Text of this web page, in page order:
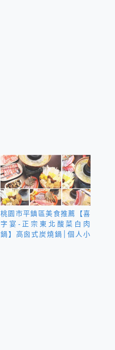
桃園市平鎮區美食推薦【喜
字宴-正宗東北酸菜白肉
鍋】高囪式炭燒鍋│個人小